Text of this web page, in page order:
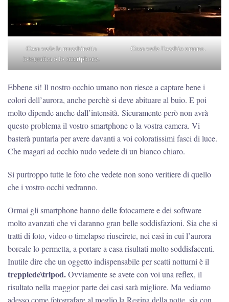
Cosa vede la macchinetta
fotografica o lo smartphone.
Cosa vede l’occhio umano.
Ebbene si! Il nostro occhio umano non riesce a captare bene i
colori dell’aurora, anche perchè si deve abituare al buio. E poi
molto dipende anche dall’intensità. Sicuramente però non avrà
questo problema il vostro smartphone o la vostra camera. Vi
basterà puntarla per avere davanti a voi coloratissimi fasci di luce.
Che magari ad occhio nudo vedete di un bianco chiaro.
Si purtroppo tutte le foto che vedete non sono veritiere di quello
che i vostro occhi vedranno.
Ormai gli smartphone hanno delle fotocamere e dei software
molto avanzati che vi daranno gran belle soddisfazioni. Sia che si
tratti di foto, video o timelapse riuscirete, nei casi in cui l’aurora
boreale lo permetta, a portare a casa risultati molto soddisfacenti.
Inutile dire che un oggetto indispensabile per scatti notturni è il
treppiede\tripod.Ovviamente se avete con voi una reflex, il
risultato nella maggior parte dei casi sarà migliore. Ma vediamo
adesso come fotografare al meglio la Regina della notte, sia con